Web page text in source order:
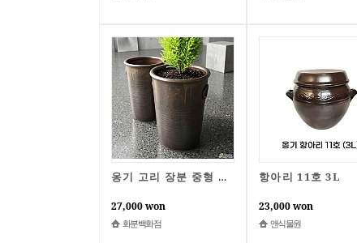
옹기 고리 장분 중형 대형 국산 화분 거실 인테리어
27,000 won
화분백화점
항아리 11호 3L
23,000 won
앤식물원